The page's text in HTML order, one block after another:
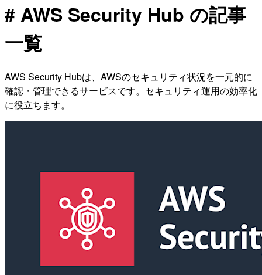
# AWS Security Hub の記事
一覧
AWS Security Hubは、AWSのセキュリティ状況を一元的に
確認・管理できるサービスです。セキュリティ運用の効率化
に役立ちます。